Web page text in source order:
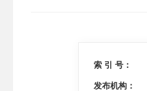
索 引 号：
发布机构：